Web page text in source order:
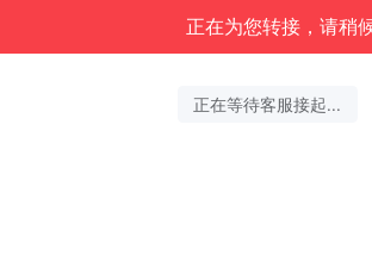
正在为您转接，请稍
正在等待客服接起...